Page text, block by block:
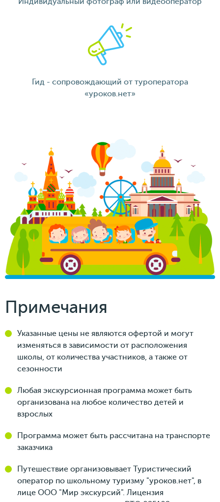
Гид - сопровождающий от туроператора
«уроков.нет»
Примечания
Указанные цены не являются офертой и могут
изменяться в зависимости от расположения
школы, от количества участников, а также от
сезонности
Любая экскурсионная программа может быть
организована на любое количество детей и
взрослых
Программа может быть рассчитана на транспорте
заказчика
Путешествие организовывает Туристический
оператор по школьному туризму "уроков.нет", в
лице ООО "Мир экскурсий". Лицензия